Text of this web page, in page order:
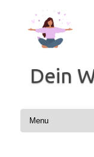
springen
Dein